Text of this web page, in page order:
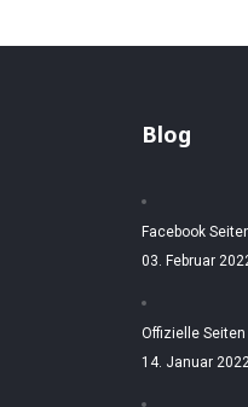
Blog
Facebook
03. Februar
Offizielle
14. Januar